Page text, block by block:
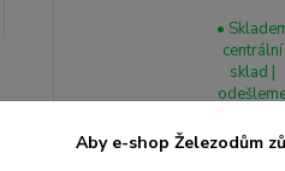
50 Kč bez DPH
•
centrální
sklad |
prac. dnů
Aby e-shop Železodům